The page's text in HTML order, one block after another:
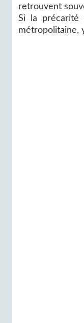
retrouvent
Si la précarité
métropolitaine,